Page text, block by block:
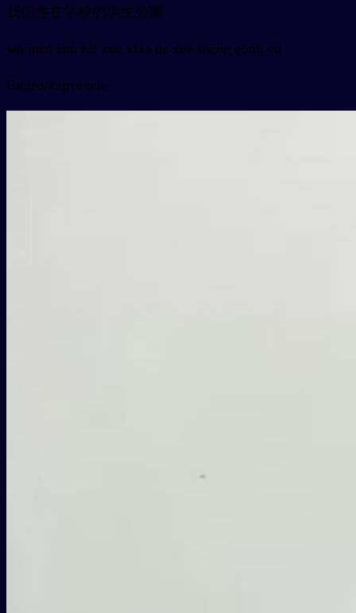
我们住在学校的学生公寓
wǒ men zhù zài xué xiào de xué shēng gōng yù
Видео карточки